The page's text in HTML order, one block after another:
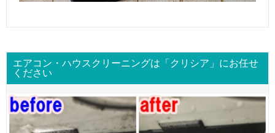
エアコン・ハウスクリーニングは「クリシア」にお任せ
ください